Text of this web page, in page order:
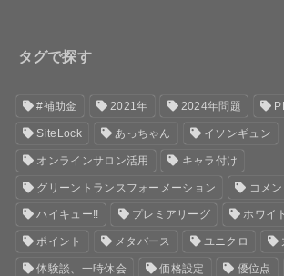
タグで探す
#補助金 2021年 2024年問題
SiteLock あっちゃん イソンギュン
オンラインサロン活用 キャラ付け
グリーントランスフォーメーション コメン
ハイキュー!! プレミアリーグ ホワイ
ポイント メタバース ユニクロ
体験談、一時休会 価格設定 優位点